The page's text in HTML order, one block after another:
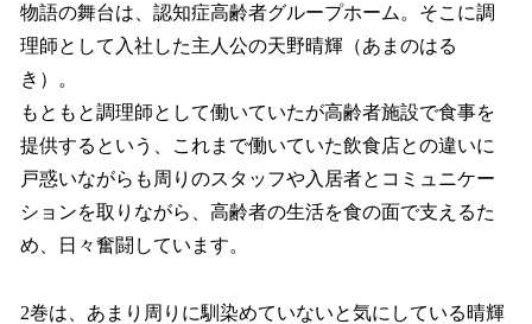
物語の舞台は、認知症高齢者グループホーム。そこに調
理師として入社した主人公の天野晴輝（あまのはる
き）。
もともと調理師として働いていたが高齢者施設で食事を
提供するという、これまで働いていた飲食店との違いに
戸惑いながらも周りのスタッフや入居者とコミュニケー
ションを取りながら、高齢者の生活を食の面で支えるた
め、日々奮闘しています。
2巻は、あまり周りに馴染めていないと気にしている晴輝